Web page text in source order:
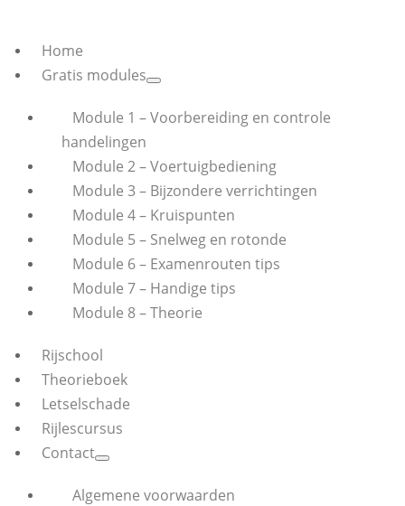
Home
Gratis modules
Module 1 – Voorbereiding en controle
handelingen
Module 2 – Voertuigbediening
Module 3 – Bijzondere verrichtingen
Module 4 – Kruispunten
Module 5 – Snelweg en rotonde
Module 6 – Examenrouten tips
Module 7 – Handige tips
Module 8 – Theorie
Rijschool
Theorieboek
Letselschade
Rijlescursus
Contact
Algemene voorwaarden